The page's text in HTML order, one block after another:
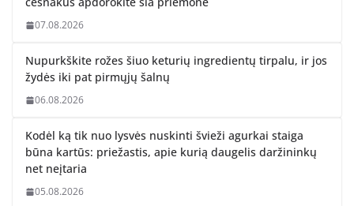
07.08.2026
Nupurkškite rožes šiuo keturių ingredientų tirpalu, ir jos
žydės iki pat pirmųjų šalnų
06.08.2026
Kodėl ką tik nuo lysvės nuskinti švieži agurkai staiga
būna kartūs: priežastis, apie kurią daugelis daržininkų
net neįtaria
05.08.2026